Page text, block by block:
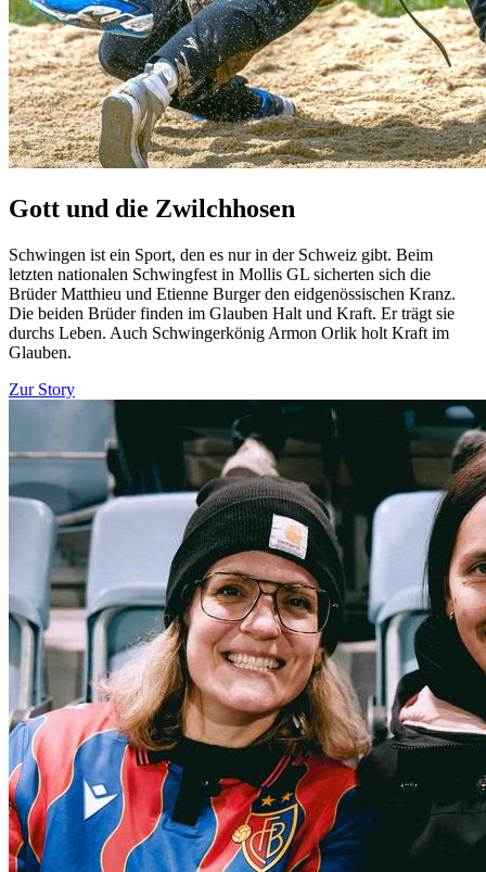
Gott und die Zwilchhosen
Schwingen ist ein Sport, den es nur in der Schweiz gibt. Beim
letzten nationalen Schwingfest in Mollis GL sicherten sich die
Brüder Matthieu und Etienne Burger den eidgenössischen Kranz.
Die beiden Brüder finden im Glauben Halt und Kraft. Er trägt sie
durchs Leben. Auch Schwingerkönig Armon Orlik holt Kraft im
Glauben.
Zur Story